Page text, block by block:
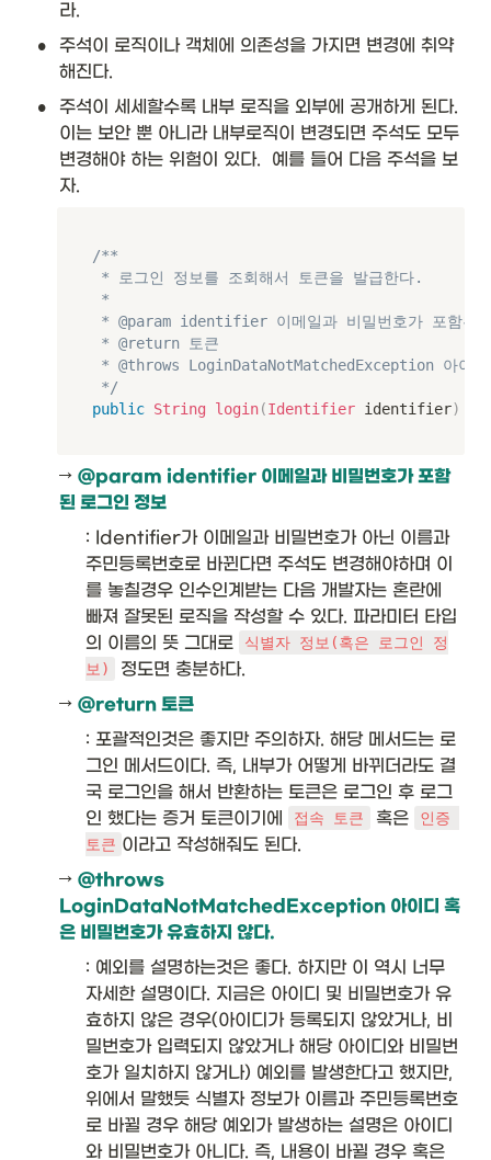
라.
•
주석이 로직이나 객체에 의존성을 가지면 변경에 취약
해진다.
•
주석이 세세할수록 내부 로직을 외부에 공개하게 된다.
이는 보안 뿐 아니라 내부로직이 변경되면 주석도 모두
변경해야 하는 위험이 있다.  예를 들어 다음 주석을 보
자.
/**
* 로그인 정보를 조회해서 토큰을 발급한다.
*
* @param identifier 이메일과 비밀번호가 포함된
* @return 토큰
* @throws LoginDataNotMatchedException 아이
*/
public String login(Identifier identifier)
→ @param identifier 이메일과 비밀번호가 포함
된 로그인 정보
: Identifier가 이메일과 비밀번호가 아닌 이름과
주민등록번호로 바뀐다면 주석도 변경해야하며 이
를 놓칠경우 인수인계받는 다음 개발자는 혼란에
빠져 잘못된 로직을 작성할 수 있다. 파라미터 타입
의 이름의 뜻 그대로
식별자 정보(혹은 로그인 정
보)
정도면 충분하다.
→ @return 토큰
: 포괄적인것은 좋지만 주의하자. 해당 메서드는 로
그인 메서드이다. 즉, 내부가 어떻게 바뀌더라도 결
국 로그인을 해서 반환하는 토큰은 로그인 후 로그
인 했다는 증거 토큰이기에
접속 토큰 혹은
인증
토큰 이라고 작성해줘도 된다.
→ @throws
LoginDataNotMatchedException 아이디 혹
은 비밀번호가 유효하지 않다.
: 예외를 설명하는것은 좋다. 하지만 이 역시 너무
자세한 설명이다. 지금은 아이디 및 비밀번호가 유
효하지 않은 경우(아이디가 등록되지 않았거나, 비
밀번호가 입력되지 않았거나 해당 아이디와 비밀번
호가 일치하지 않거나) 예외를 발생한다고 했지만,
위에서 말했듯 식별자 정보가 이름과 주민등록번호
로 바뀔 경우 해당 예외가 발생하는 설명은 아이디
와 비밀번호가 아니다. 즉, 내용이 바뀔 경우 혹은